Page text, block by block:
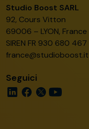
Studio Boost SARL
92, Cours Vitton
69006 – LYON, France
SIREN FR 930 680 467
france@studioboost.it
Seguici